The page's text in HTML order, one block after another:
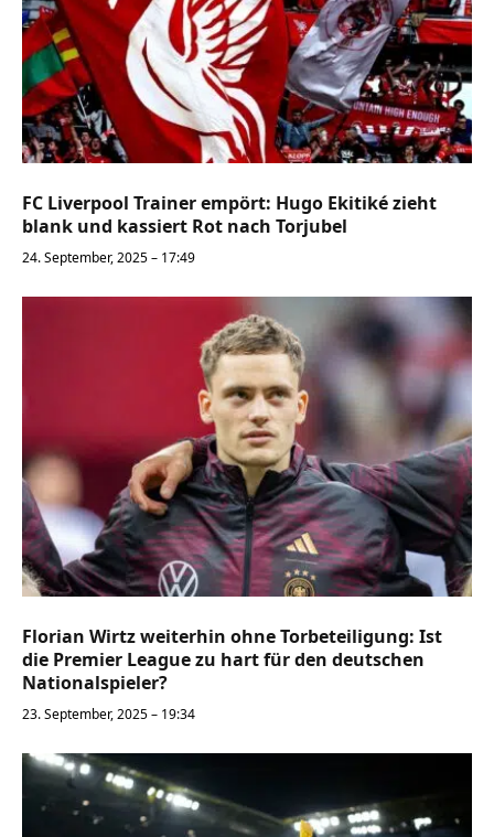
FC Liverpool Trainer empört: Hugo Ekitiké zieht
blank und kassiert Rot nach Torjubel
24. September, 2025 – 17:49
Florian Wirtz weiterhin ohne Torbeteiligung: Ist
die Premier League zu hart für den deutschen
Nationalspieler?
23. September, 2025 – 19:34